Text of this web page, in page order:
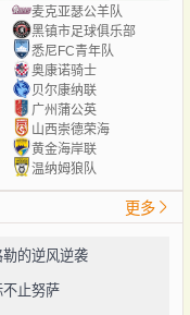
麦克亚瑟公羊队
黑镇市足球俱乐部
悉尼FC青年队
奥康诺骑士
贝尔康纳联
广州蒲公英
山西崇德荣海
黄金海岸联
温纳姆狼队
更多
的逆风逆袭
止努萨